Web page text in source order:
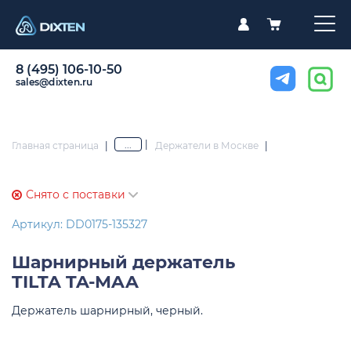
8 (495) 106-10-50
sales@dixten.ru
Главная страница | ... Держатели в Москве |
Снято с поставки
Артикул: DD0175-135327
Шарнирный держатель
TILTA TA-MAA
Держатель шарнирный, черный.